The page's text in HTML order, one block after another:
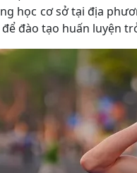
học cơ sở tại địa
đào tạo huấn luyện